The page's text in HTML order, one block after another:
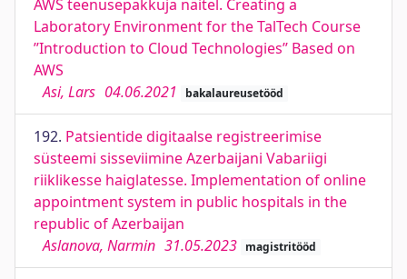
AWS teenusepakkuja näitel. Creating a
Laboratory Environment for the TalTech Course
’’Introduction to Cloud Technologies’’ Based on
AWS
Asi, Lars 04.06.2021 bakalaureusetööd
192. Patsientide digitaalse registreerimise
süsteemi sisseviimine Azerbaijani Vabariigi
riiklikesse haiglatesse. Implementation of online
appointment system in public hospitals in the
republic of Azerbaijan
Aslanova, Narmin 31.05.2023 magistritööd